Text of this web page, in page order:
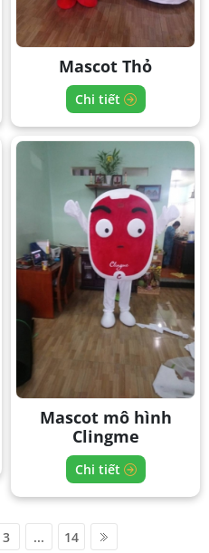
Mascot Thỏ
Chi tiết
Mascot mô hình
Clingme
Chi tiết
3 ... 14